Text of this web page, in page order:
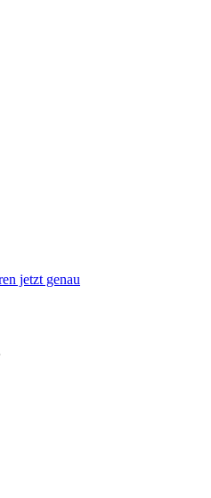
jetzt genau